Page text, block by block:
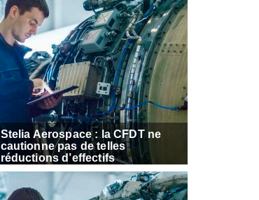
Stelia Aerospace : la CFDT ne
cautionne pas de telles
réductions d’effectifs